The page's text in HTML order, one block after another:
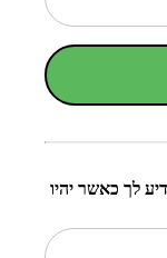
לך כאשר יהיו